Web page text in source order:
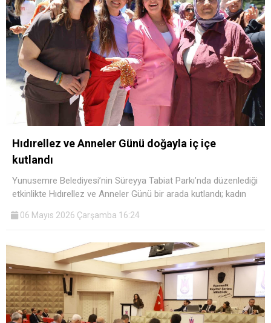
Hıdırellez ve Anneler Günü doğayla iç içe
kutlandı
Yunusemre Belediyesi’nin Süreyya Tabiat Parkı’nda düzenlediği
etkinlikte Hıdırellez ve Anneler Günü bir arada kutlandı; kadın
06 Mayıs 2026 Çarşamba 16:24